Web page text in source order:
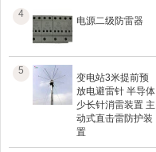
4
电源二级防雷器
5
变电站3米提前预
放电避雷针 半导体
少长针消雷装置 主
动式直击雷防护装
置